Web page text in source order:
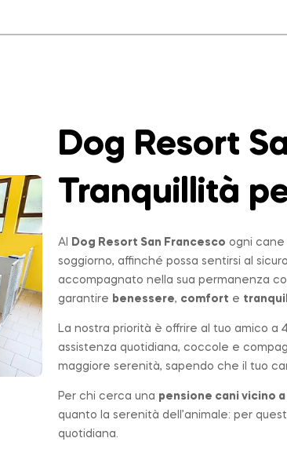
Dog Resort
Tranquillità
Al Dog Resort San Francesco ogni
soggiorno, affinché possa sentirsi al
accompagnato nella sua permanenza
garantire benessere, comfort e
La nostra priorità è offrire al tuo amico a
assistenza quotidiana, coccole e
maggiore serenità, sapendo che il tuo
Per chi cerca una pensione cani vicino a
quanto la serenità dell’animale: per
quotidiana.